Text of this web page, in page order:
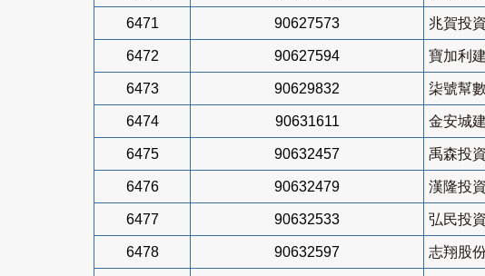
6471 90627573 兆賀投
6472 90627594 寶加利
6473 90629832 柒號幫
6474 90631611 金安城
6475 90632457 禹森投
6476 90632479 漢隆投
6477 90632533 弘民投
6478 90632597 志翔股